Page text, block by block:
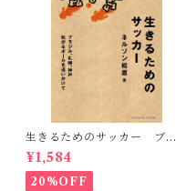
生きるためのサッカー ブラ
ジル、札幌、神戸 転がるボ
ールを追いかけて
¥1,584
20%OFF